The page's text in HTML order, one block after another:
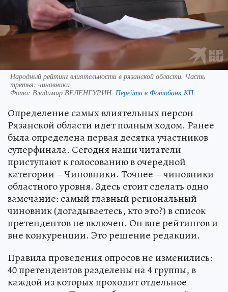
Народный рейтинг влиятельности в рязанской области. Часть
третья: чиновники
Фото: Владимир ВЕЛЕНГУРИН. Перейти в Фотобанк КП
Определение самых влиятельных персон
Рязанской области идет полным ходом. Ранее
была определена первая десятка участников
суперфинала. Сегодня наши читатели
приступают к голосованию в очередной
категории – Чиновники. Точнее – чиновники
областного уровня. Здесь стоит сделать одно
замечание: самый главный региональный
чиновник (догадываетесь, кто это?) в список
претендентов не включен. Он вне рейтингов и
вне конкуренции. Это решение редакции.
Правила проведения опросов не изменились:
40 претендентов разделены на 4 группы, в
каждой из которых проходит отдельное